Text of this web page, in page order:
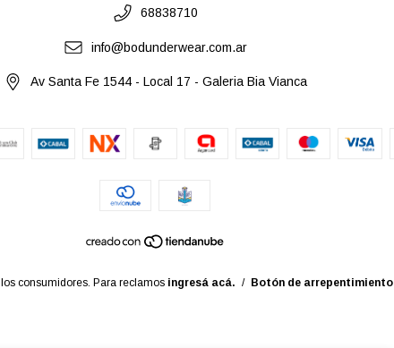
68838710
info@bodunderwear.com.ar
Av Santa Fe 1544 - Local 17 - Galeria Bia Vianca
consumidores. Para reclamos ingresá acá. / Botón de arrepentimiento